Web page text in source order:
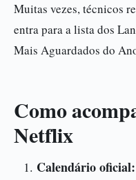
Muitas vezes, técnicos
entra para a lista dos
Mais Aguardados do
Como
Netflix
Calendário oficial: